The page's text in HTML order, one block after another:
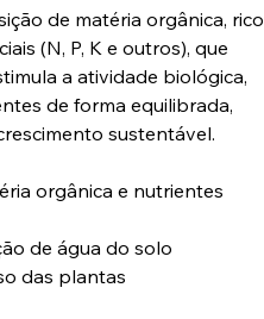
de matéria orgânica, rico
(N, P, K e outros), que
a atividade biológica,
de forma equilibrada,
sustentável.
orgânica e nutrientes
de água do solo
das plantas